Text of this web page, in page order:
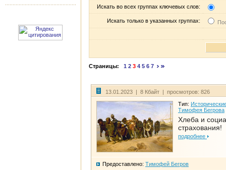
Искать во всех группах ключевых слов:
Искать только в указанных группах:
Страницы: 1 2 3 4 5 6 7
13.01.2023 | 8 Кбайт | просмотров: 826
Тип:
Тимофея Бегрова
Хлеба и
страхования!
подробнее
Предоставлено: Тимофей Бегров